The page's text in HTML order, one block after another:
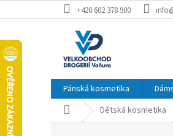
na
+420 602 378 900
Pánská kosmetika
Domů Dětská kosmetika